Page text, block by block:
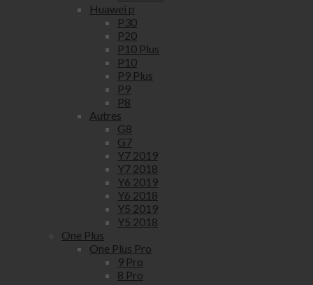
Huawei p
P30
P20
P10 Plus
P10
P9 Plus
P9
P8
Autres
G8
G7
Y7 2019
Y7 2018
Y6 2019
Y6 2018
Y5 2019
Y5 2018
One Plus
One Plus Pro
9 Pro
8 Pro